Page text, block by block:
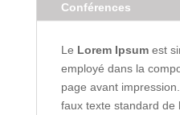
Conférences
Le Lorem Ipsumest
employé dans la
page avant
faux texte standard de